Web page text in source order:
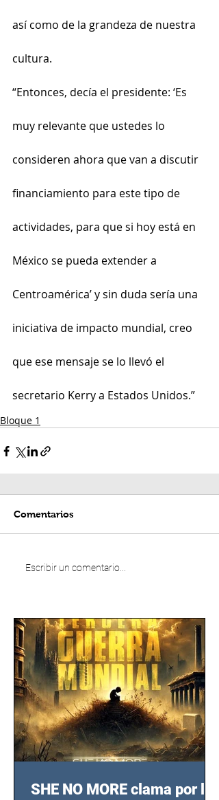
así como de la grandeza de nuestra
cultura.
“Entonces, decía el presidente: ‘Es
muy relevante que ustedes lo
consideren ahora que van a discutir
financiamiento para este tipo de
actividades, para que si hoy está en
México se pueda extender a
Centroamérica’ y sin duda sería una
iniciativa de impacto mundial, creo
que ese mensaje se lo llevó el
secretario Kerry a Estados Unidos.”
Bloque 1
Comentarios
Escribir un comentario...
SHE NO MORE clama por las